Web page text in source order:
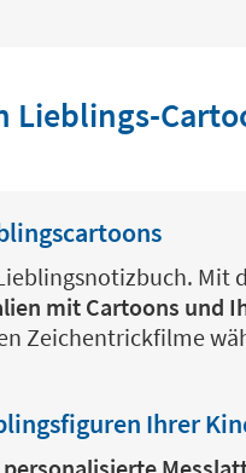
Mit
mit Cartoons und
Zeichentrickfilme
Ihrer